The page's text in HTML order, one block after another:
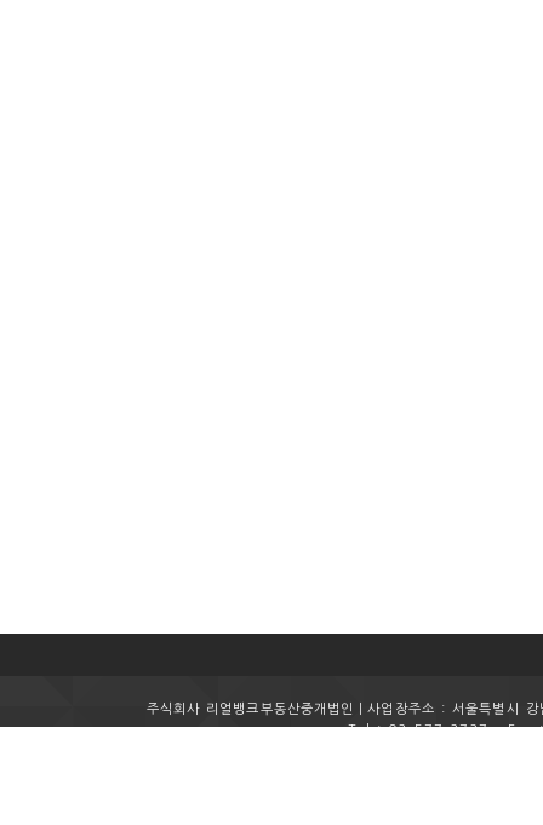
주식회사 리얼뱅크부동산중개법인ㅣ사업장주소 : 서울특별
Tel : 02-577-2727
Fax